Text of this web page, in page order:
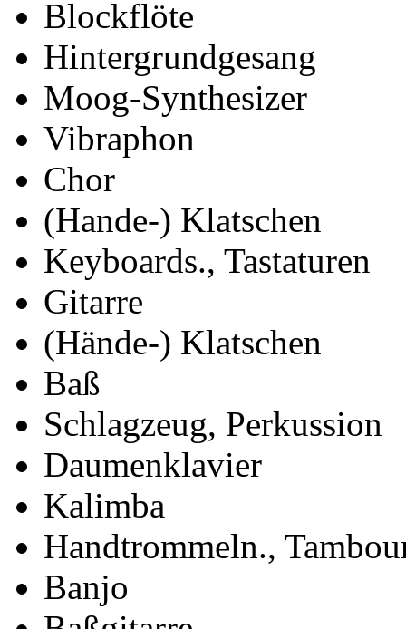
Blockflöte
Hintergrundgesang
Moog-Synthesizer
Vibraphon
Chor
(Hande-) Klatschen
Keyboards., Tastaturen
Gitarre
(Hände-) Klatschen
Baß
Schlagzeug, Perkussion
Daumenklavier
Kalimba
Handtrommeln.,
Banjo